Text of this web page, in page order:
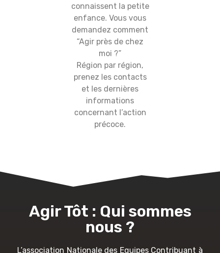
connaissent la petite
enfance. Vous vous
demandez comment
“Agir près de chez
moi ?”
Région par région,
prenez les contacts
et les dernières
informations
concernant l’action
précoce.
Agir Tôt : Qui sommes
nous ?
L’association Nationale des Equipes Contribuant à